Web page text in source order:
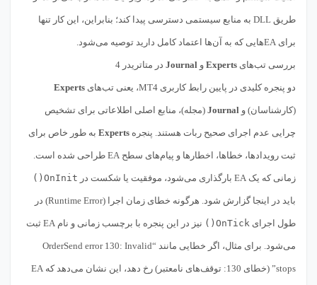
طریق DLL به منابع سیستمی دسترسی پیدا کند؛ بنابراین، این کار تنها
برای EAهایی که به آن‌ها اعتماد کامل دارید توصیه می‌شود.
بررسی تب‌های Experts و Journal در متاتریدر 4
دو پنجره کلیدی در پایین رابط کاربری MT4، یعنی تب‌های Experts
(کارشناسان) و Journal (مجله)، منابع اصلی اطلاعاتی برای تشخیص
چرایی عدم اجرای صحیح ربات هستند. پنجره Experts به طور خاص برای
ثبت رویدادها، خطاها، اخطارها و پیام‌های سطح EA طراحی شده است.
زمانی که یک EA بارگذاری می‌شود، موفقیت یا شکست در OnInit()
باید در اینجا گزارش شود. هرگونه خطای زمان اجرا (Runtime Error) در
طول اجرای OnTick() نیز در این پنجره با برچسب زمانی و نام EA ثبت
می‌شود. برای مثال، اگر خطایی مانند “OrderSend error 130: Invalid
stops” (خطای 130: توقف‌های نامعتبر) رخ دهد، این نشان می‌دهد که EA